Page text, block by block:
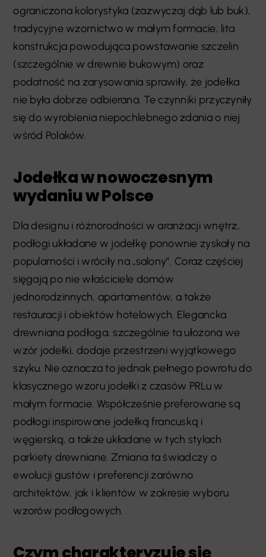
ograniczona kolorystyka (zazwyczaj dąb lub buk),
tradycyjne wzornictwo w małym formacie, lita
konstrukcja powodująca powstawanie szczelin
(szczególnie w drewnie bukowym) oraz
podatność na zarysowania sprawiły, że jodełka
nie była dobrze odbierana. Te czynniki przyczyniły
się do wyrobienia niepochlebnego zdania o niej
wśród Polaków.
Jodełka w nowoczesnym
wydaniu w Polsce
Dla designu i różnorodności w aranżacji wnętrz,
podłogi układane w jodełkę ponownie zyskały na
popularności i wróciły na „salony”. Coraz częściej
sięgają po nie właściciele domów
jednorodzinnych, apartamentów, a także
restauracji i obiektów hotelowych. Elegancka
drewniana podłoga, szczególnie ta ułożona we
wzór jodełki, dodaje przestrzeni wyjątkowego
szyku. Nie oznacza to jednak pełnego powrotu do
klasycznego wzoru jodełki z czasów PRLu w
małym formacie. Współcześnie preferowane są
podłogi inspirowane jodełką francuską i
węgierską, a także układane w tych stylach
parkiety drewniane. Zmiana ta świadczy o
ewolucji gustów i preferencji zarówno
architektów, jak i klientów w zakresie wyboru
wzorów podłogowych.
Czym charakteryzuje się